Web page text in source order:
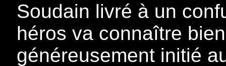
Soudain livré à un
héros va connaître
généreusement initié